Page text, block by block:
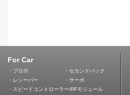
For Car
・プロポ
・セカンドパック
・レシーバー
・サーボ
・スピードコントローラー/RFモジュール